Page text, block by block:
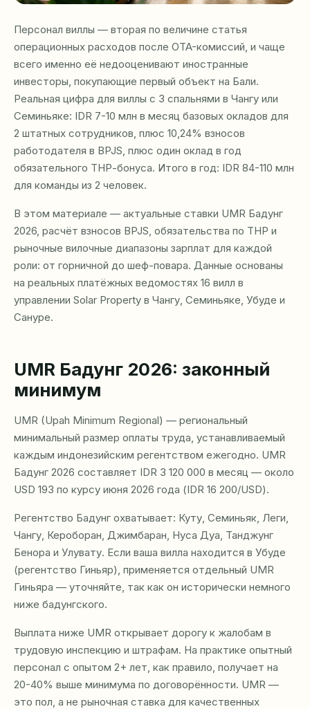
Персонал виллы — вторая по величине статья
операционных расходов после OTA-комиссий, и чаще
всего именно её недооценивают иностранные
инвесторы, покупающие первый объект на Бали.
Реальная цифра для виллы с 3 спальнями в Чангу или
Семиньяке: IDR 7-10 млн в месяц базовых окладов для
2 штатных сотрудников, плюс 10,24% взносов
работодателя в BPJS, плюс один оклад в год
обязательного ТНР-бонуса. Итого в год: IDR 84-110 млн
для команды из 2 человек.
В этом материале — актуальные ставки UMR Бадунг
2026, расчёт взносов BPJS, обязательства по ТНР и
рыночные вилочные диапазоны зарплат для каждой
роли: от горничной до шеф-повара. Данные основаны
на реальных платёжных ведомостях 16 вилл в
управлении Solar Property в Чангу, Семиньяке, Убуде и
Сануре.
UMR Бадунг 2026: законный
минимум
UMR (Upah Minimum Regional) — региональный
минимальный размер оплаты труда, устанавливаемый
каждым индонезийским регентством ежегодно. UMR
Бадунг 2026 составляет IDR 3 120 000 в месяц — около
USD 193 по курсу июня 2026 года (IDR 16 200/USD).
Регентство Бадунг охватывает: Куту, Семиньяк, Леги,
Чангу, Кероборан, Джимбаран, Нуса Дуа, Танджунг
Бенора и Улувату. Если ваша вилла находится в Убуде
(регентство Гиньяр), применяется отдельный UMR
Гиньяра — уточняйте, так как он исторически немного
ниже бадунгского.
Выплата ниже UMR открывает дорогу к жалобам в
трудовую инспекцию и штрафам. На практике опытный
персонал с опытом 2+ лет, как правило, получает на
20-40% выше минимума по договорённости. UMR —
это пол, а не рыночная ставка для качественных